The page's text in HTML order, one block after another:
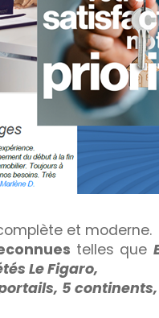
et moderne.
telles que
Le Figaro,
5